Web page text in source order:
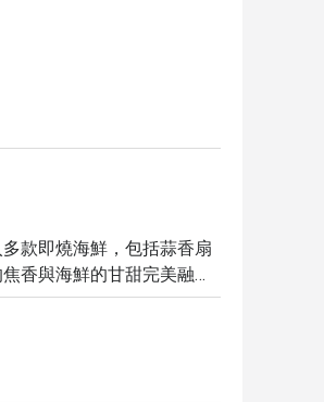
款即燒海鮮，包括蒜香扇
香與海鮮的甘甜完美融
乙客， 濃郁醬汁與細嫩龍
以糖漿及水果，風味更